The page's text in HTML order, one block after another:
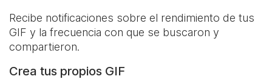
Recibe notificaciones sobre el rendimiento de tus
GIF y la frecuencia con que se buscaron y
compartieron.
Crea tus propios GIF